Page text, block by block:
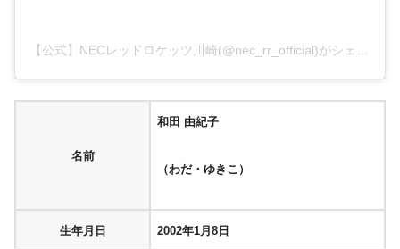
名前
和田 由紀子
（わだ・ゆきこ）
生年月日 2002年1月8日